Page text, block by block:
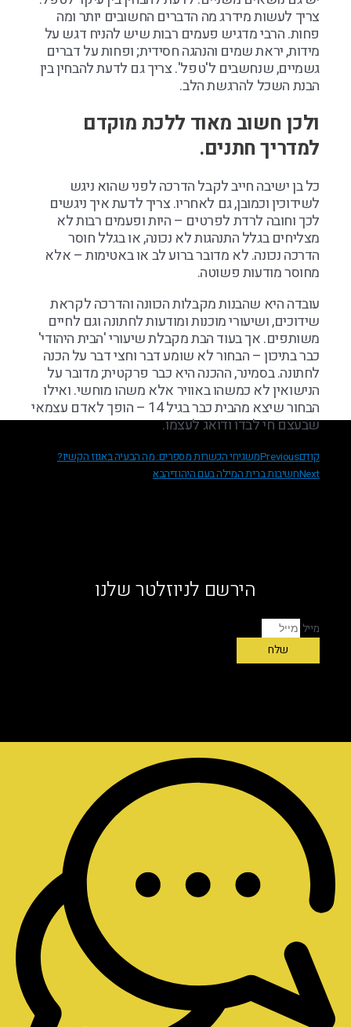
צריך לעשות מידרג מה הדברים החשובים יותר ומה
פחות. הרבי מדגיש פעמים רבות שיש להניח דגש על
מידות, יראת שמים והנהגה חסידית; ופחות על דברים
גשמיים, שנחשבים ל'טפל'. צריך גם לדעת להבחין בין
הבנת השכל להרגשת הלב.
ולכן חשוב מאוד ללכת מוקדם
למדריך חתנים.
כל בן ישיבה חייב לקבל הדרכה לפני שהוא ניגש
לשידוכין וכמובן, גם לאחריו. צריך לדעת איך ניגשים
לכך וחובה לרדת לפרטים – היות ופעמים רבות לא
מצליחים בגלל התנהגות לא נכונה, או בגלל חוסר
הדרכה נכונה. לא מדובר ברוע לב או באטימות – אלא
מחוסר מודעות פשוטה.
עובדה היא שהבנות מקבלות הכוונה והדרכה לקראת
שידוכים, ושיעורי מוכנות ומודעות לחתונה וגם לחיים
משותפים. אך בעוד הבת מקבלת שיעורי 'הבית היהודי'
כבר בתיכון – הבחור לא שומע דבר וחצי דבר על הכנה
לחתונה. בסמינר, ההכנה היא כבר פרקטית; מדובר על
הנישואין לא כמשהו באוויר אלא משהו מוחשי. ואילו
הבחור שיצא מהבית כבר בגיל 14 – הופך לאדם עצמאי
שבעצם חי לבדו ודואג לעצמו.
קודםPreviousמשגיחי הכשרות מספרים: מה הבעיה באגוז הקשיו?
Nextחשיבות ברית המילה בעם היהודיהבא
הירשם לניוזלטר שלנו
מייל
שלח